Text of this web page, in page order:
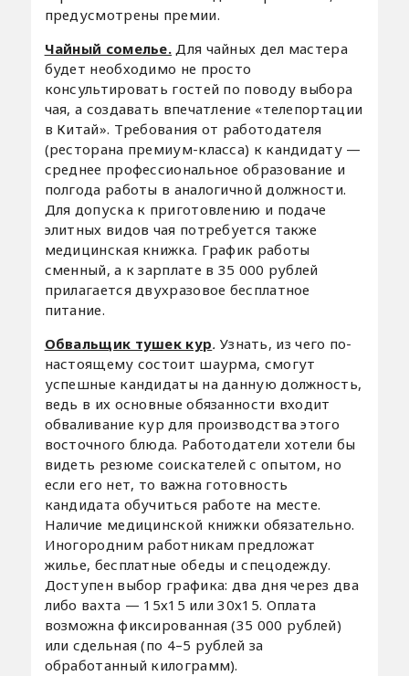
предусмотрены премии.
Чайный сомелье. Для чайных дел мастера
будет необходимо не просто
консультировать гостей по поводу выбора
чая, а создавать впечатление «телепортации
в Китай». Требования от работодателя
(ресторана премиум-класса) к кандидату —
среднее профессиональное образование и
полгода работы в аналогичной должности.
Для допуска к приготовлению и подаче
элитных видов чая потребуется также
медицинская книжка. График работы
сменный, а к зарплате в 35 000 рублей
прилагается двухразовое бесплатное
питание.
Обвальщик тушек кур. Узнать, из чего по-
настоящему состоит шаурма, смогут
успешные кандидаты на данную должность,
ведь в их основные обязанности входит
обваливание кур для производства этого
восточного блюда. Работодатели хотели бы
видеть резюме соискателей с опытом, но
если его нет, то важна готовность
кандидата обучиться работе на месте.
Наличие медицинской книжки обязательно.
Иногородним работникам предложат
жилье, бесплатные обеды и спецодежду.
Доступен выбор графика: два дня через два
либо вахта — 15х15 или 30х15. Оплата
возможна фиксированная (35 000 рублей)
или сдельная (по 4–5 рублей за
обработанный килограмм).